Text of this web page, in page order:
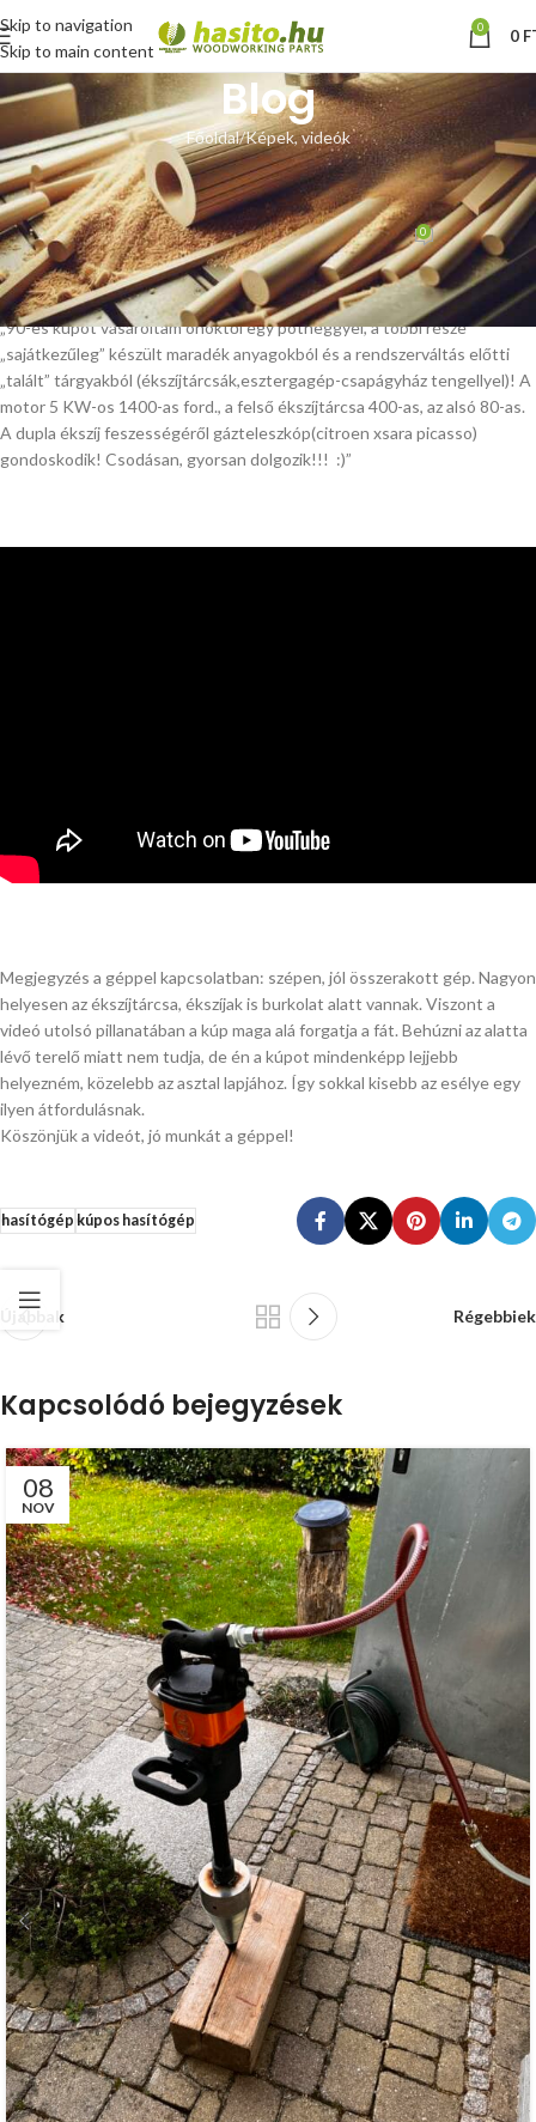
Skip to navigation
Skip to main content
0 0
Blog
Főoldal Képek, videók
KÉPEK, VIDEÓK
Vásárlói videó
Hoffmann ZsoltBe november 21, 2013 0
Az alábbi videót Győrújfaluból kaptuk:
„90-es kúpot vásároltam önöktől egy pótheggyel, a többi része
„sajátkezűleg” készült maradék anyagokból és a rendszerváltás előtti
„talált” tárgyakból (ékszíjtárcsák,esztergagép-csapágyház tengellyel)! A
motor 5 KW-os 1400-as ford., a felső ékszíjtárcsa 400-as, az alsó 80-as.
A dupla ékszíj feszességéről gázteleszkóp(citroen xsara picasso)
gondoskodik! Csodásan, gyorsan dolgozik!!! :)”
Megjegyzés a géppel kapcsolatban: szépen, jól összerakott gép. Nagyon
helyesen az ékszíjtárcsa, ékszíjak is burkolat alatt vannak. Viszont a
videó utolsó pillanatában a kúp maga alá forgatja a fát. Behúzni az alatta
lévő terelő miatt nem tudja, de én a kúpot mindenképp lejjebb
helyezném, közelebb az asztal lapjához. Így sokkal kisebb az esélye egy
ilyen átfordulásnak.
Köszönjük a videót, jó munkát a géppel!
hasítógép kúpos hasítógép
Újabbak Régebbiek
Kapcsolódó bejegyzések
08
NOV